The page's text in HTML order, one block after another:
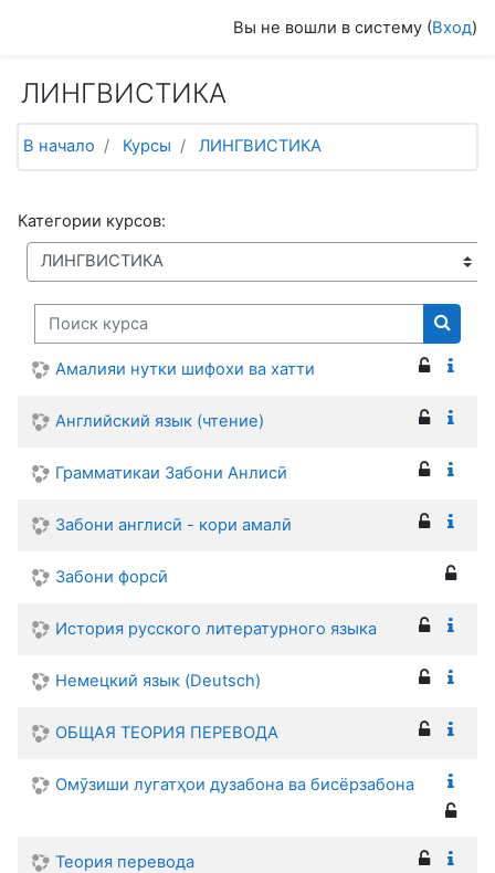
Вы не вошли в систему (Вход)
ЛИНГВИСТИКА
В начало Курсы ЛИНГВИСТИКА
Категории курсов:
Поиск курса
Поиск
Амалияи нутки шифохи ва хатти
Английский язык (чтение)
Грамматикаи Забони Анлисӣ
Забони англисӣ - кори амалӣ
Забони форсӣ
История русского литературного языка
Немецкий язык (Deutsch)
ОБЩАЯ ТЕОРИЯ ПЕРЕВОДА
Омӯзиши лугатҳои дузабона ва бисёрзабона
Теория перевода